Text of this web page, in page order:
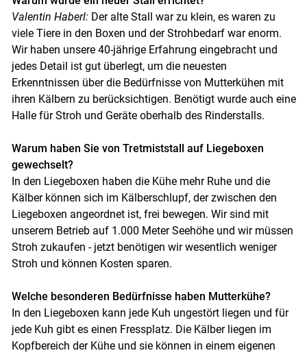
Skip to main content
Valentin Haberl:Der alte Stall war zu klein, es waren zu
viele Tiere in den Boxen und der Strohbedarf war enorm.
Wir haben unsere 40-jährige Erfahrung eingebracht und
jedes Detail ist gut überlegt, um die neuesten
Erkenntnissen über die Bedürfnisse von Mutterkühen mit
ihren Kälbern zu berücksichtigen. Benötigt wurde auch eine
Halle für Stroh und Geräte oberhalb des Rinderstalls.
Warum haben Sie von Tretmiststall auf Liegeboxen
gewechselt?
In den Liegeboxen haben die Kühe mehr Ruhe und die
Kälber können sich im Kälberschlupf, der zwischen den
Liegeboxen angeordnet ist, frei bewegen. Wir sind mit
unserem Betrieb auf 1.000 Meter Seehöhe und wir müssen
Stroh zukaufen - jetzt benötigen wir wesentlich weniger
Stroh und können Kosten sparen.
Welche besonderen Bedürfnisse haben Mutterkühe?
In den Liegeboxen kann jede Kuh ungestört liegen und für
jede Kuh gibt es einen Fressplatz. Die Kälber liegen im
Kopfbereich der Kühe und sie können in einem eigenen